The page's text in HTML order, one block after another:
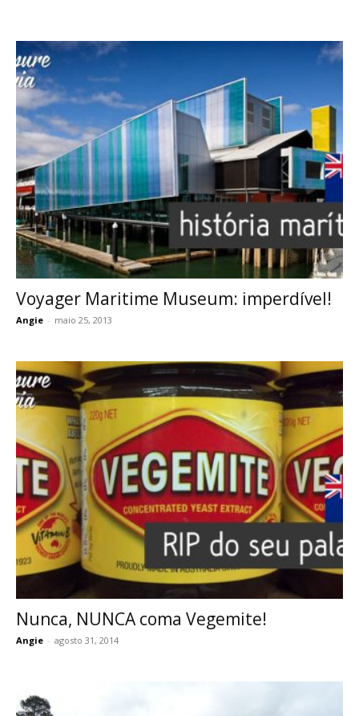
Voyager Maritime Museum: imperdível!
Angie - maio 25, 2013
Nunca, NUNCA coma Vegemite!
Angie - agosto 31, 2014